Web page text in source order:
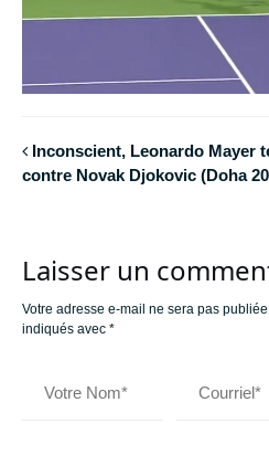
Inconscient, Leonardo Mayer
contre Novak Djokovic (Doha
Laisser un
Votre adresse e-mail ne sera pas
indiqués avec *